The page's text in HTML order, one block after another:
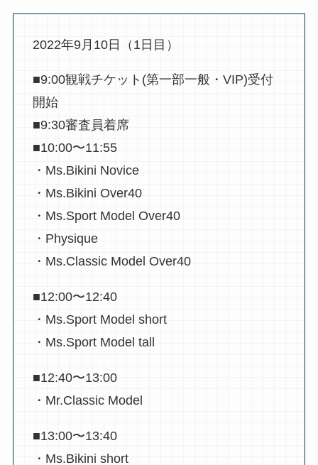
2022年9月10日（1日目）
■9:00観戦チケット(第一部一般・VIP)受付
開始
■9:30審査員着席
■10:00〜11:55
・Ms.Bikini Novice
・Ms.Bikini Over40
・Ms.Sport Model Over40
・Physique
・Ms.Classic Model Over40
■12:00〜12:40
・Ms.Sport Model short
・Ms.Sport Model tall
■12:40〜13:00
・Mr.Classic Model
■13:00〜13:40
・Ms.Bikini short